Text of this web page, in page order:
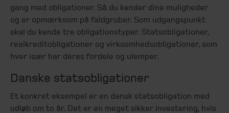
gang med obligationer. Så du kender dine muligheder
og er opmærksom på faldgruber. Som udgangspunkt
skal du kende tre obligationstyper. Statsobligationer,
realkreditobligationer og virksomhedsobligationer, som
hver især har deres fordele og ulemper.
Danske statsobligationer
Et konkret eksempel er en dansk statsobligation med
udløb om to år. Det er en meget sikker investering, hvis